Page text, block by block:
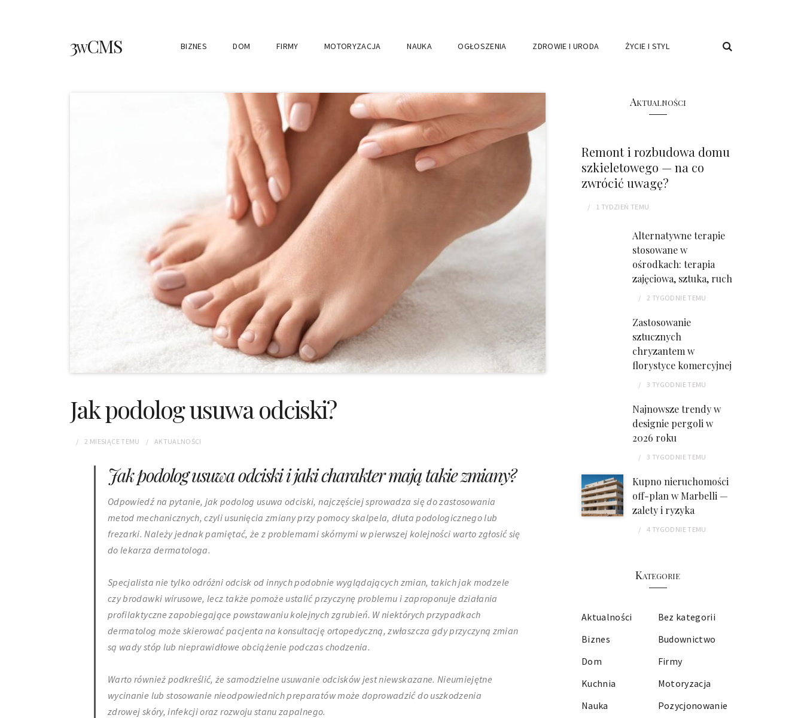
3wCMS BIZNES DOM FIRMY MOTORYZACJA NAUKA OGŁOSZENIA ZDROWIE I URODA ŻYCIE I STYL
Jak podolog usuwa odciski?
2 MIESIĄCETEMU AKTUALNOŚCI
Jak podolog usuwa odciski i jaki charakter mają takie zmiany?
Odpowiedź na pytanie, jak podolog usuwa odciski, najczęściej sprowadza się do zastosowania
metod mechanicznych, czyli usunięcia zmiany przy pomocy skalpela, dłuta podologicznego lub
frezarki. Należy jednak pamiętać, że z problemami skórnymi w pierwszej kolejności warto zgłosić się
do lekarza dermatologa.
Specjalista nie tylko odróżni odcisk od innych podobnie wyglądających zmian, takich jak modzele
czy brodawki wirusowe, lecz także pomoże ustalić przyczynę problemu i zaproponuje działania
profilaktyczne zapobiegające powstawaniu kolejnych zgrubień. W niektórych przypadkach
dermatolog może skierować pacjenta na konsultację ortopedyczną, zwłaszcza gdy przyczyną zmian
są wady stóp lub nieprawidłowe obciążenie podczas chodzenia.
Warto również podkreślić, że samodzielne usuwanie odcisków jest niewskazane. Nieumiejętne
wycinanie lub stosowanie nieodpowiednich preparatów może doprowadzić do uszkodzenia
zdrowej skóry, infekcji oraz rozwoju stanu zapalnego.
Aktualności
Remont i rozbudowa domu
szkieletowego — na co
zwrócić uwagę?
1 TYDZIEŃ TEMU
Alternatywne terapie
stosowane w
ośrodkach: terapia
zajęciowa, sztuka, ruch
2 TYGODNIETEMU
Zastosowanie
sztucznych
chryzantem w
florystyce komercyjnej
3 TYGODNIETEMU
Najnowsze trendy w
designie pergoli w
2026 roku
3 TYGODNIETEMU
Kupno nieruchomości
off-plan w Marbelli —
zalety i ryzyka
4 TYGODNIETEMU
Kategorie
Aktualności
Bez kategorii
Biznes
Budownictwo
Dom
Firmy
Kuchnia
Motoryzacja
Nauka
Pozycjonowanie